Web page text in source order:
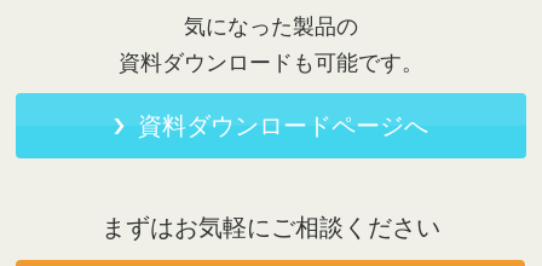
気になった製品の
資料ダウンロードも可能です。
資料ダウンロードページへ
まずはお気軽にご相談ください